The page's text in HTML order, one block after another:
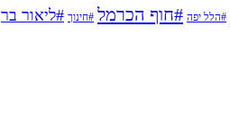
#הלל יפה #חוף הכרמל #חינוך #ליאור בר